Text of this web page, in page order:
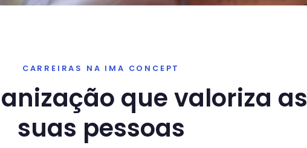
CARREIRAS NA IMA CONCEPT
que valoriza as
suas pessoas